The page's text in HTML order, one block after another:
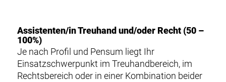
Assistenten/in Treuhand und/oder Recht (50 –
100%)
Je nach Profil und Pensum liegt Ihr
Einsatzschwerpunkt im Treuhandbereich, im
Rechtsbereich oder in einer Kombination beider